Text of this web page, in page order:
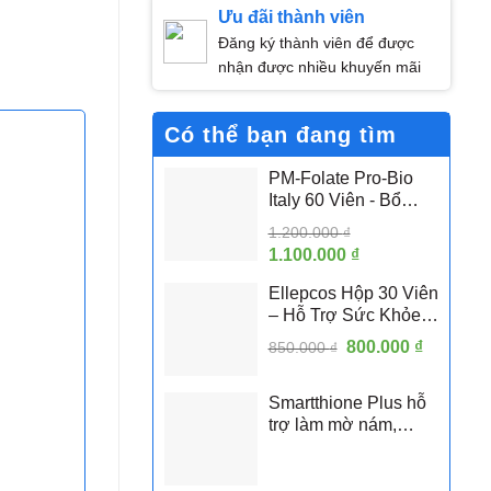
Ưu đãi thành viên
Đăng ký thành viên để được
nhận được nhiều khuyến mãi
Có thể bạn đang tìm
PM-Folate Pro-Bio
Italy 60 Viên - Bổ
Tính 5-MTHF Hỗ Trợ
Sức Khỏe Sinh Sản
Nữ
1.200.000₫
Giá
là:
1.200.000 ₫.
1.100.000 ₫Giá
tại
là:
1.100.000 ₫.
Ellepcos Hộp 30 Viên
– Hỗ Trợ Sức Khỏe
Sinh Sản Nữ, Hỗ Trợ
Phụ Nữ PCOS
850.000₫ Giá
850.000 ₫.
800.000 ₫
tại
Smartthione Plus hỗ
trợ làm mờ nám,